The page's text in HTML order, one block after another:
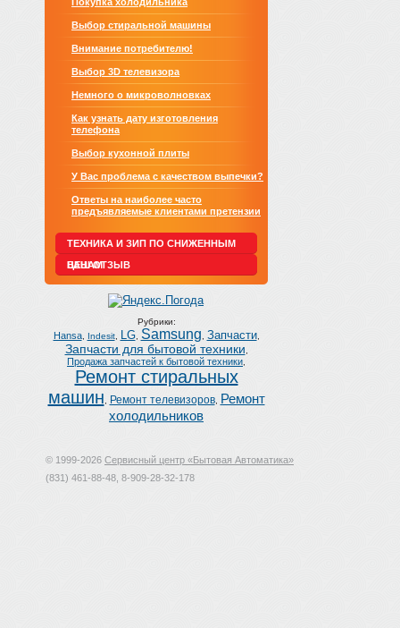
Выбор стиральной машины
Внимание потребителю!
Выбор 3D телевизора
Немного о микроволновках
Как узнать дату изготовления
телефона
Выбор кухонной плиты
У Вас проблема с качеством выпечки?
Ответы на наиболее часто
предъявляемые клиентами претензии
ТЕХНИКА И ЗИП ПО СНИЖЕННЫМ
ЦЕНАМ
ВАШ ОТЗЫВ
Рубрики:
Hansa, Indesit, LG, Samsung Запчасти,
Запчасти для бытовой техники
Продажа запчастей к бытовой техники
Ремонт стиральных
машин
Ремонт телевизоров,
Ремонт
холодильников
© 1999-2026 Сервисный центр «Бытовая Автоматика»
(831) 461-88-48, 8-909-28-32-178